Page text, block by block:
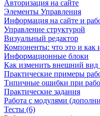
Авторизация на сайте
Элементы Управления
Информация на сайте и
Управление структурой
Визуальный редактор
Компоненты: что это и как
Информационные блоки
Как изменить внешний вид
Практические примеры
Типичные ошибки при
Практические задания
Работа с модулями
Тесты (6)